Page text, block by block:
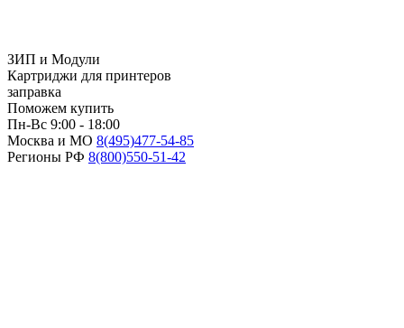
ЗИП и Модули
Картриджи для принтеров
заправка
Поможем купить
Пн-Вс 9:00 - 18:00
Москва и МО 8(495)477-54-85
Регионы РФ 8(800)550-51-42